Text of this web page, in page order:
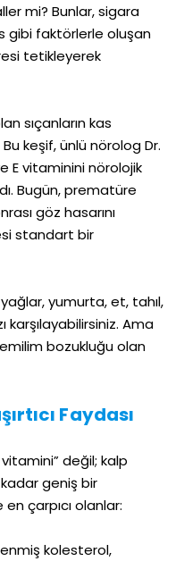
mi? Bunlar, sigara
gibi faktörlerle oluşan
tetikleyerek
sıçanların kas
keşif, ünlü nörolog Dr.
E vitaminini nörolojik
Bugün, prematüre
göz hasarını
standart bir
yumurta, et, tahıl,
karşılayabilirsiniz. Ama
bozukluğu olan
Faydası
değil; kalp
geniş bir
çarpıcı olanlar:
kolesterol,